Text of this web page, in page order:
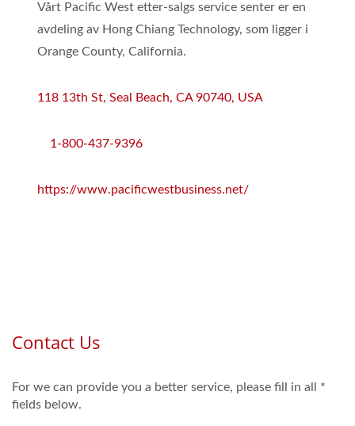
Vårt Pacific West etter-salgs service senter er en
avdeling av Hong Chiang Technology, som ligger i
Orange County, California.
118 13th St, Seal Beach, CA 90740, USA
1-800-437-9396
https://www.pacificwestbusiness.net/